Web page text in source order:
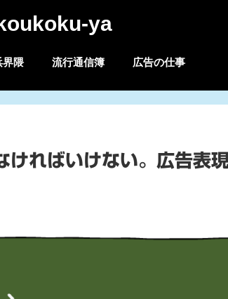
ya
界隈 流行通信簿 広告の仕事
ければいけない。広告表